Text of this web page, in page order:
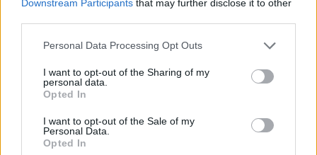
Downstream Participants that may further disclose it to other
Please note that this website/app uses one or more Google
not limited to your visit or usage behaviour. You may click to
grant or deny consent to Google and its third-party tags to
use your data for below specified purposes in below Google
consent section.
Personal Data Processing Opt Outs
I want to opt-out of the Sharing of my
personal data.
Opted In
I want to opt-out of the Sale of my
Personal Data.
Opted In
Ricevi le nostre ultime news